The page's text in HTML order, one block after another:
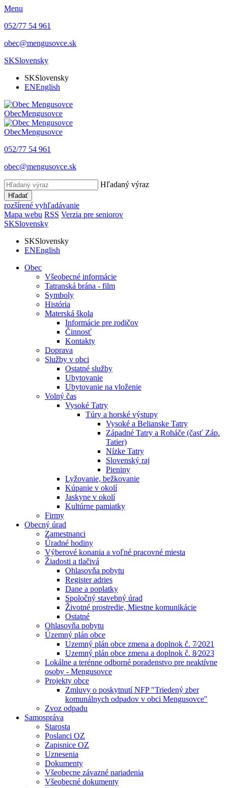
Menu
052/77 54 961
obec@mengusovce.sk
SKSlovensky
SKSlovensky
ENEnglish
ObecMengusovce
ObecMengusovce
052/77 54 961
obec@mengusovce.sk
Hľadaný výraz
Hľadať
rozšírené vyhľadávanie
Mapa webu RSS Verzia pre seniorov
SKSlovensky
SKSlovensky
ENEnglish
Obec
Všeobecné informácie
Tatranská brána - film
Symboly
História
Materská škola
Informácie pre rodičov
Činnosť
Kontakty
Doprava
Služby v obci
Ostatné služby
Ubytovanie
Ubytovanie na vloženie
Volný čas
Vysoké Tatry
Túry a horské výstupy
Vysoké a Belianske Tatry
Západné Tatry a Roháče (časť Záp.
Tatier)
Nízke Tatry
Slovenský raj
Pieniny
Lyžovanie, bežkovanie
Kúpanie v okolí
Jaskyne v okolí
Kultúrne pamiatky
Firmy
Obecný úrad
Zamestnanci
Úradné hodiny
Výberové konania a voľné pracovné miesta
Žiadosti a tlačivá
Ohlasovňa pobytu
Register adries
Dane a poplatky
Spoločný stavebný úrad
Životné prostredie, Miestne komunikácie
Ostatné
Ohlasovňa pobytu
Územný plán obce
Uzemný plán obce zmena a doplnok č. 7⁄2021
Uzemný plán obce zmena a doplnok č. 8⁄2023
Lokálne a terénne odborné poradenstvo pre neaktívne
osoby - Mengusovce
Projekty obce
Zmluvy o poskytnutí NFP "Triedený zber
komunálnych odpadov v obci Mengusovce"
Zvoz odpadu
Samospráva
Starosta
Poslanci OZ
Zapisnice OZ
Uznesenia
Dokumenty
Všeobecne závazné nariadenia
Všeobecné dokumenty